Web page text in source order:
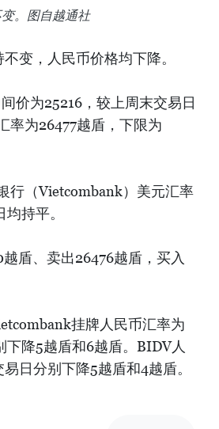
。图自越通社
变，人民币价格均下降。
价为25216，较上周末交易日
率为26477越盾，下限为
行（Vietcombank）美元汇率
持平。
盾、卖出26476越盾，买入
挂牌人民币汇率为
降5越盾和6越盾。BIDV人
日分别下降5越盾和4越盾。